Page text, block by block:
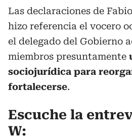
Las declaraciones de
hizo referencia el vocero
el delegado del Gobierno
miembros presuntamente
sociojurídica para
fortalecerse.
Escuche la
W: